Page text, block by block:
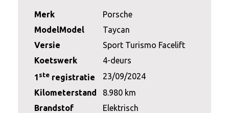
Merk
Porsche
ModelModel
Taycan
Versie
Sport Turismo Facelift
Koetswerk
4-deurs
1 ste registratie
23/09/2024
Kilometerstand
8.980 km
Brandstof
Elektrisch